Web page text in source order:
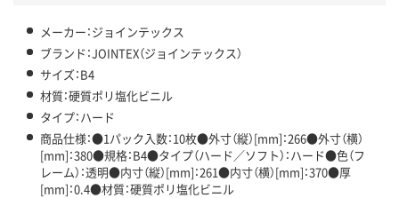
メーカー：ジョインテックス
ブランド：JOINTEX（ジョインテックス）
サイズ：B4
材質：硬質ポリ塩化ビニル
タイプ：ハード
商品仕様：●1パック入数：10枚●外寸（縦）[mm]：266●外寸（横）
[mm]：380●規格：B4●タイプ（ハード／ソフト）：ハード●色（フ
レーム）：透明●内寸（縦）[mm]：261●内寸（横）[mm]：370●厚
[mm]：0.4●材質：硬質ポリ塩化ビニル